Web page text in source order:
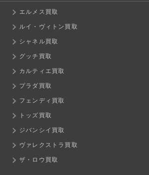
エルメス買取
ルイ・ヴィトン買取
シャネル買取
グッチ買取
カルティエ買取
プラダ買取
フェンディ買取
トッズ買取
ジバンシイ買取
ヴァレクストラ買取
ザ・ロウ買取